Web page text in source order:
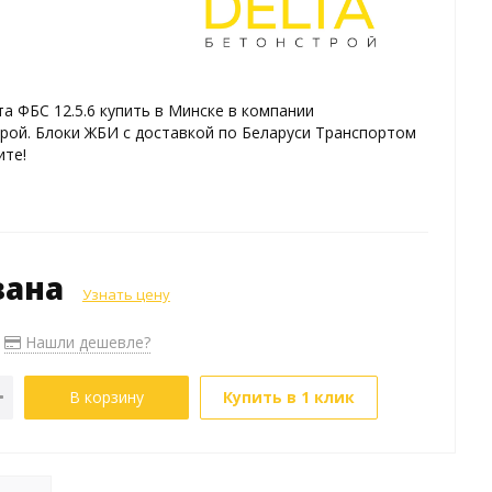
ФБС 12.5.6 купить в Минске в компании
Блоки ЖБИ с доставкой по Беларуси Транспортом
Узнать цену
Нашли дешевле?
В корзину Купить в 1 клик